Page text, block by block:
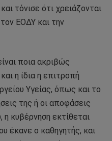
τόνισε ότι χρειάζονται
ΕΟΔΥ και την
ποια ακριβώς
η ίδια η επιτροπή
Υγείας, όπως και το
της ή οι αποφάσεις
η κυβέρνηση εκτίθεται
έκανε ο καθηγητής, και